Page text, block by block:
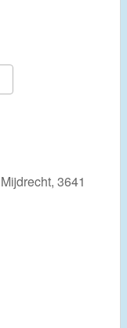
3641